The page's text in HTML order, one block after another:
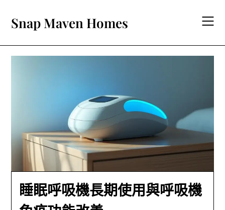
content
Snap Maven Homes
睡眠呼吸機長期使用與呼吸機